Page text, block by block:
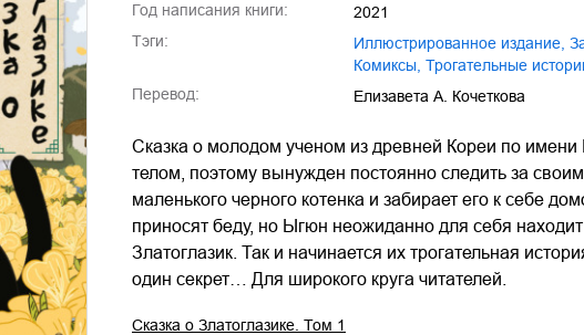
Год написания книги:
2021
Тэги:
иллюстрированное издание
комиксы
трогательные
Перевод:
Елизавета А. Кочеткова
Сказка о молодом ученом из древней Кореи по
телом, поэтому вынужден постоянно следить за
маленького черного котенка и забирает его к себе
приносят беду, но Ыгюн неожиданно для себя
Златоглазик. Так и начинается их трогательная
один секрет… Для широкого круга читателей.
Сказка о Златоглазике. Том 1